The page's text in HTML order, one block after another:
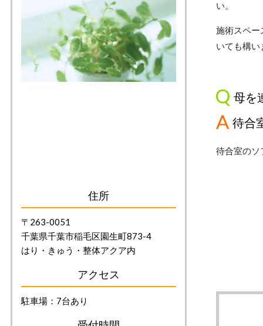
い。
施術スペー
いても構い
母を
待合
待合室のソ
住所
〒263-0051
千葉県千葉市稲毛区園生町873-4
はり・きゅう・整体アクア内
アクセス
駐車場：7台あり